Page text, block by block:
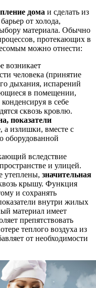
дома и сделать из
от холода,
материала. Обычно
протекающих в
можно отнести:
возникает
человека (принятие
дыхания, испарений
в помещении,
в себе
сквозь кровлю.
показатели
, а излишки, вместе с
оборудованной
вследствие
и улицей.
утеплены, значительная
крышу. Функция
и сохранять
внутри жилых
материал имеет
препятствовать
теплого воздуха из
от необходимости